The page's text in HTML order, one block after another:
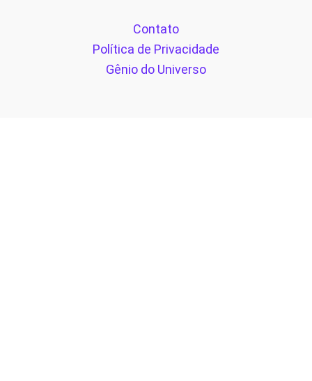
Contato
Política de Privacidade
Gênio do Universo